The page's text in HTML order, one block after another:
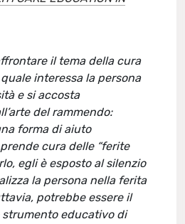
il tema della cura
interessa la persona
e si accosta
del rammendo:
forma di aiuto
cura delle “ferite
egli è esposto al silenzio
la persona nella ferita
potrebbe essere il
educativo di